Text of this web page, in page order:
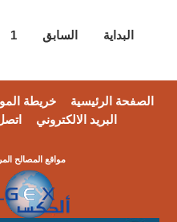
البداية السابق 1
الصفحة الرئيسية خريطة
البريد الالكتروني
مواقع المصالح